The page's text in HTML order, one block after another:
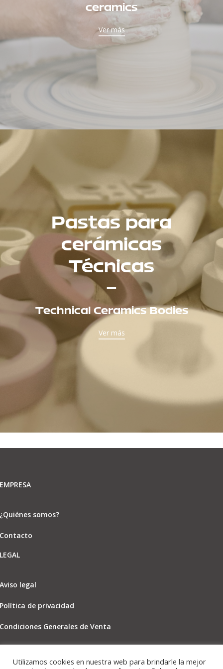
ceramics
Ver más
Pastas para
cerámicas
Técnicas
–
Technical Ceramics Bodies
Ver más
EMPRESA
¿Quiénes somos?
Contacto
LEGAL
Aviso legal
Política de privacidad
Condiciones Generales de Venta
Política de cookies
SOCIAL
Utilizamos cookies en nuestra web para brindarle la mejor